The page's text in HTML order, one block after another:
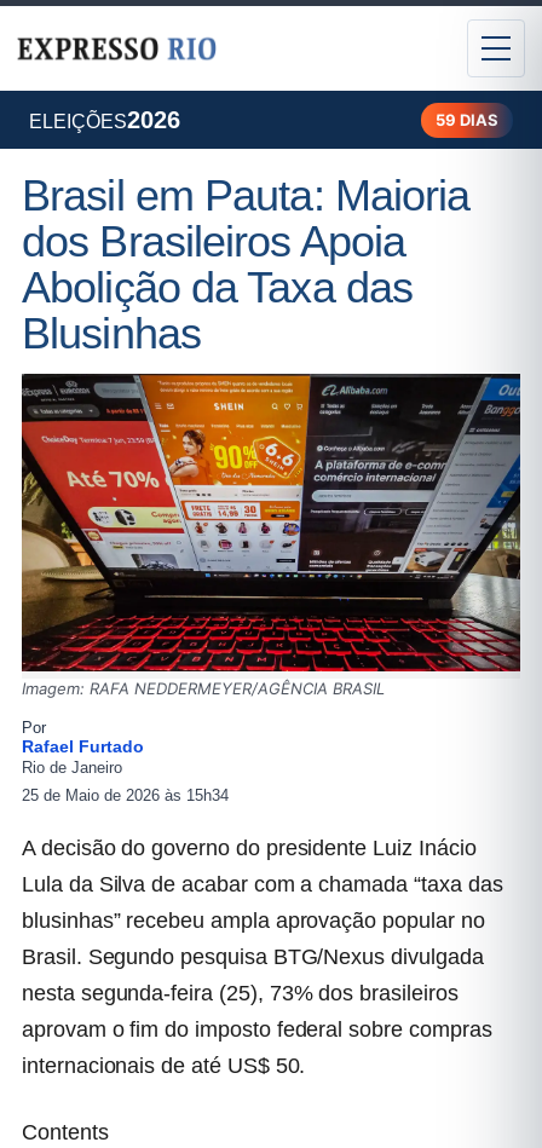
ELEIÇÕES2026 59 DIAS
Brasil em Pauta: Maioria
dos Brasileiros Apoia
Abolição da Taxa das
Blusinhas
Imagem: RAFA NEDDERMEYER/AGÊNCIA BRASIL
Por
Rafael Furtado
Rio de Janeiro
25 de Maio de 2026 às 15h34
A decisão do governo do presidente Luiz Inácio
Lula da Silva de acabar com a chamada “taxa das
blusinhas” recebeu ampla aprovação popular no
Brasil. Segundo pesquisa BTG/Nexus divulgada
nesta segunda-feira (25), 73% dos brasileiros
aprovam o fim do imposto federal sobre compras
internacionais de até US$ 50.
Contents